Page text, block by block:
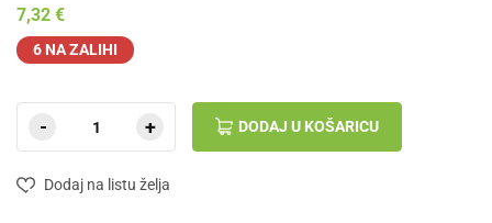
7,32 €
6 NA ZALIHI
DODAJ U KOŠARICU
Dodaj na listu želja